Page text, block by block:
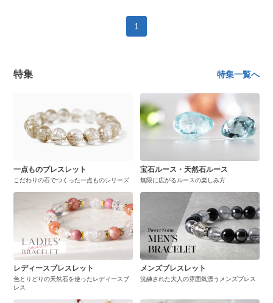
1
特集 特集一覧へ
一点ものブレスレット
こだわりの石でつくった一点ものシリーズ
宝石ルース・天然石ルース
無限に広がるルースの楽しみ方
レディースブレスレット
色とりどりの天然石を使ったレディースブ
レス
メンズブレスレット
洗練された大人の雰囲気漂うメンズブレス